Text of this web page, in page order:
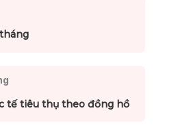
tế tiêu thụ theo đồng hồ